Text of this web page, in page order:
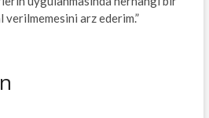
verilmemesini arz ederim.”